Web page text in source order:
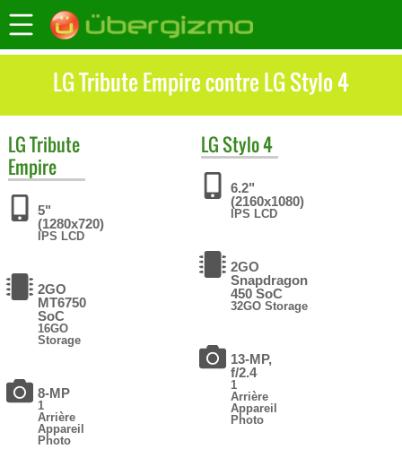
LG Tribute Empire contre LG Stylo 4
LGTribute
Empire
5"
(1280x720)
IPS LCD
2GO
MT6750
SoC
16GO
Storage
8-MP
1
Arrière
Appareil
Photo
LGStylo 4
6.2"
(2160x1080)
IPS LCD
2GO
Snapdragon
450 SoC
32GO Storage
13-MP,
f/2.4
1
Arrière
Appareil
Photo